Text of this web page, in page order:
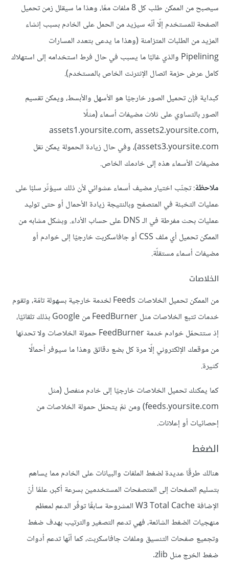
سيصبح من الممكن طلب كل 8 ملفات معًا، وهذا ما سيقلل زمن تحميل
الصفحة للمستخدم إلّا أنّه سيزيد من الحمل على الخادم بسبب إنشاء
المزيد من الطلبات المتزامنة (وهذا ما يدعى بتعدد المسارات
Pipelining والذي غالبًا ما يسبب في حال فرط استخدامه إلى استهلاك
كامل عرض حزمة اتصال الإنترنت الخاص بالمستخدم).
كبداية فإن تحميل الصور خارجيًا هو الأسهل والأبسط، ويمكن تقسيم
الصور بالتساوي على ثلاث مضيفات أسماء (مثلًا
assets1.yoursite.com, assets2.yoursite.com,
assets3.yoursite.com)، وفي حال زيادة الحمولة يمكن نقل
مضيفات الأسماء هذه إلى خادمك الخاص.
ملاحظة: تجنّب اختيار مضيف أسماء عشوائي لأن ذلك سيؤثّر سلبًا على
عمليات التخبئة في المتصفح وبالنتيجة زيادة الأحمال أو حتى توليد
عمليات بحث مفرطة في الـ DNS على حساب الأداء. وبشكل مشابه من
الممكن تحميل أي ملف CSS أو جافاسكربت خارجيًا إلى خوادم أو
مضيفات أسماء مستقلّة.
الخلاصات
من الممكن تحميل الخلاصات Feeds لخدمة خارجية بسهولة تامّة، وتقوم
خدمات تتبع الخلاصات مثل FeedBurner من Google بذلك تلقائيًا،
إذ ستتحمّل خوادم خدمة FeedBurner حمولة الخلاصات ولا تحدثها
من موقعك الإلكتروني إلّا مرة كل بضع دقائق وهذا ما سيوفر أحمالًا
كثيرة.
كما يمكنك تحميل الخلاصات خارجيًا إلى خادم منفصل (مثل
feeds.yoursite.com) ومن ثمّ يتحمّل حمولة الخلاصات من
إحصائيات أو إعلانات.
الضغط
هنالك طرقًا عديدة لضغط الملفات والبيانات على الخادم مما يساهم
بتسليم الصفحات إلى المتصفحات المستخدمين بسرعة أكبر، علمًا أنّ
الإضافة W3 Total Cache المشروحة سابقًا توفّر الدعم لمعظم
منهجيات الضغط الشائعة، فهي تدعم التصغير والترتيب بهدف ضغط
وتجميع صفحات التنسيق وملفات جافاسكربت، كما أنّها تدعم أدوات
ضغط الخرج مثل zlib.